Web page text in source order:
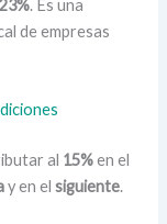
23%. Es una
de empresas
al 15%en el
y en elsiguiente.